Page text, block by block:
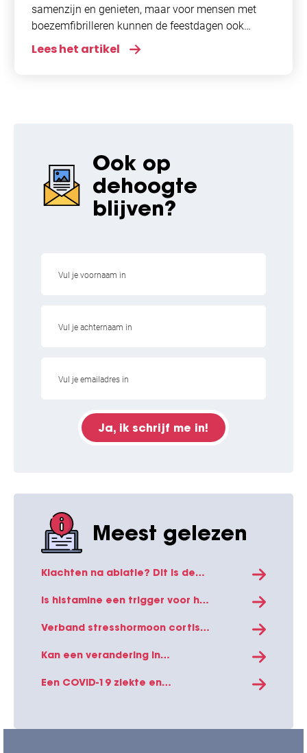
samenzijn en genieten, maar voor mensen met
boezemfibrilleren kunnen de feestdagen ook
verborgen risico's met zich meebrengen. Van
overeten tot koud weer en
Lees het artikel
Ook op
dehoogte
blijven?
Ja, ik schrijf me in!
Meest gelezen
Klachten na ablatie? Dit is de
Is histamine een trigger voor het
Verband stresshormoon cortisol
Kan een verandering in
Een COVID-19 ziekte en